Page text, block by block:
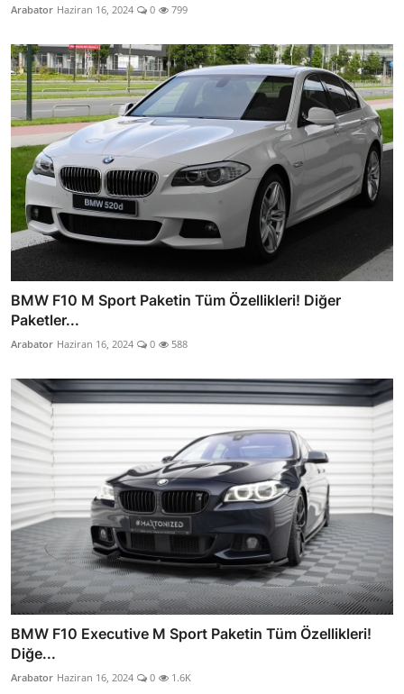
Arabator Haziran 16, 2024 0 799
BMW F10 M Sport Paketin Tüm Özellikleri! Diğer
Paketler...
Arabator Haziran 16, 2024 0 588
BMW F10 Executive M Sport Paketin Tüm Özellikleri!
Diğe...
Arabator Haziran 16, 2024 0 1.6K